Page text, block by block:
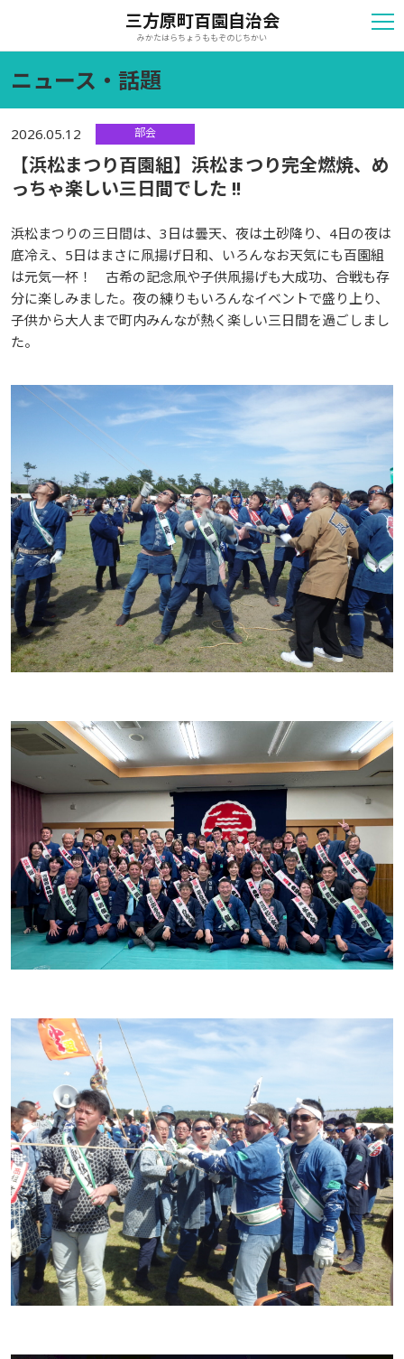
三方原町百園自治会
みかたはらちょうももぞのじちかい
ニュース・話題
2026.05.12 部会
【浜松まつり百園組】浜松まつり完全燃焼、め
っちゃ楽しい三日間でした !!
浜松まつりの三日間は、3日は曇天、夜は土砂降り、4日の夜は
底冷え、5日はまさに凧揚げ日和、いろんなお天気にも百園組
は元気一杯！ 古希の記念凧や子供凧揚げも大成功、合戦も存
分に楽しみました。夜の練りもいろんなイベントで盛り上り、
子供から大人まで町内みんなが熱く楽しい三日間を過ごしまし
た。